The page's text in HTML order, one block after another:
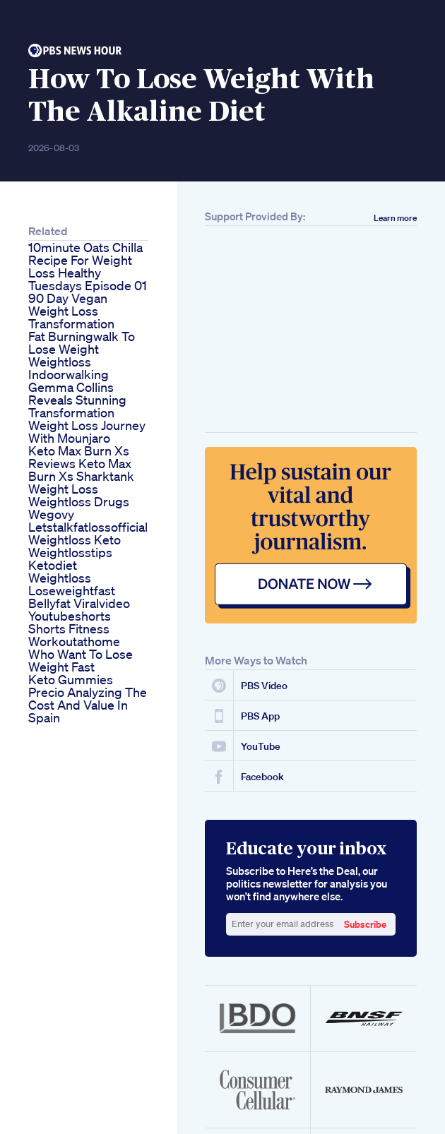
How To Lose Weight With
The Alkaline Diet
2026-08-03
Related
10minute Oats Chilla
Recipe For Weight
Loss Healthy
Tuesdays Episode 01
90 Day Vegan
Weight Loss
Transformation
Fat Burningwalk To
Lose Weight
Weightloss
Indoorwalking
Gemma Collins
Reveals Stunning
Transformation
Weight Loss Journey
With Mounjaro
Keto Max Burn Xs
Reviews Keto Max
Burn Xs Sharktank
Weight Loss
Weightloss Drugs
Wegovy
Letstalkfatlossofficial
Weightloss Keto
Weightlosstips
Ketodiet
Weightloss
Loseweightfast
Bellyfat Viralvideo
Youtubeshorts
Shorts Fitness
Workoutathome
Who Want To Lose
Weight Fast
Keto Gummies
Precio Analyzing The
Cost And Value In
Spain
Support Provided By: Learn more
More Ways to Watch
PBS Video
PBS App
YouTube
Facebook
Educate your inbox
Subscribe to Here’s the Deal, our
politics newsletter for analysis you
won’t find anywhere else.
your
Subscribe